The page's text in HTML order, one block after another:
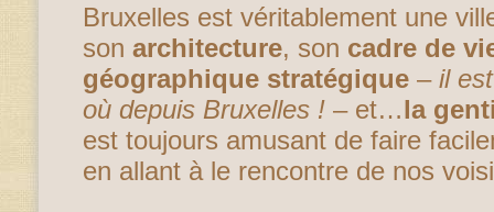
Bruxelles est véritablement une
son architecture, son cadre de
géographique stratégique – il
où depuis Bruxelles ! – et…la
est toujours amusant de faire
en allant à le rencontre de nos